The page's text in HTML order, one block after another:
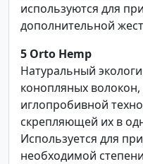
используются для
дополнительной
5 Orto Hemp
Натуральный
конопляных
иглопробивной
скрепляющей их в
Используется для
необходимой